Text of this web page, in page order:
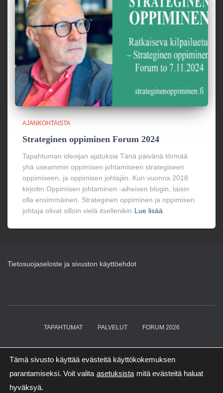
AJANKOHTAISTA
Strateginen oppiminen Forum 2024
Tapahtuman ideoijan ajatuksia Tänä päivänä törmää
yhä useammin oppimisen johtamiseen strategiseen
oppimiseen, ja oppimisen johtajiin. Kun vuonna 2018
kirjoitin Oppimisen johtaminen -aiheisen blogin, taisin
olla ensimmäinen. Strateginen oppiminen ja oppimisen
johtaja olivat silloin vielä itsellenikin Lue lisää
Tietosuojaseloste ja sivuston käyttöehdot
TAPAHTUMAT PALVELUT FORUM 2026
OTA YHTEYTTÄ
Tämä sivusto käyttää evästeitä käyttökokemuksen
parantamiseksi. Voit valita asetuksista mitä evästeitä haluat
hyväksyä.